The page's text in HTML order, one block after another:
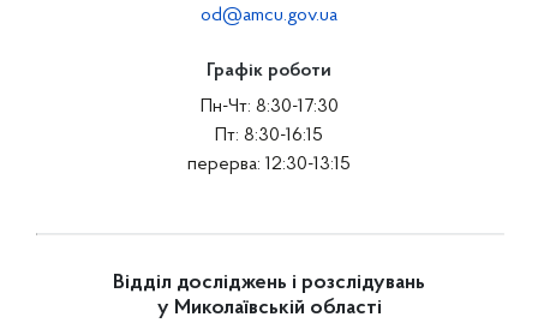
od@amcu.gov.ua
Графік роботи
Пн-Чт: 8:30-17:30
Пт: 8:30-16:15
перерва: 12:30-13:15
Відділ досліджень і розслідувань
у Миколаївській області